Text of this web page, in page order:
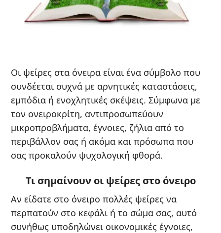
Οι ψείρες στα όνειρα είναι ένα σύμβολο που
συνδέεται συχνά με αρνητικές καταστάσεις,
εμπόδια ή ενοχλητικές σκέψεις. Σύμφωνα με
τον ονειροκρίτη, αντιπροσωπεύουν
μικροπροβλήματα, έγνοιες, ζήλια από το
περιβάλλον σας ή ακόμα και πρόσωπα που
σας προκαλούν ψυχολογική φθορά.
Τι σημαίνουν οι ψείρες στο όνειρο
Αν είδατε στο όνειρο πολλές ψείρες να
περπατούν στο κεφάλι ή το σώμα σας, αυτό
συνήθως υποδηλώνει οικονομικές έγνοιες,